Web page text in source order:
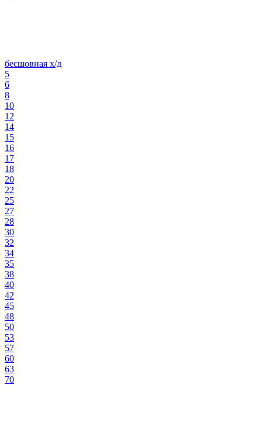
бесшовная х/д
5
6
8
10
12
14
15
16
17
18
20
22
25
27
28
30
32
34
35
38
40
42
45
48
50
53
57
60
63
70